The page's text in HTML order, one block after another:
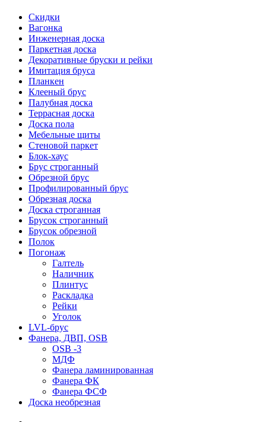
Скидки
Вагонка
Инженерная доска
Паркетная доска
Декоративные бруски и рейки
Имитация бруса
Планкен
Клееный брус
Палубная доска
Террасная доска
Доска пола
Мебельные щиты
Стеновой паркет
Блок-хаус
Брус строганный
Обрезной брус
Профилированный брус
Обрезная доска
Доска строганная
Брусок строганный
Брусок обрезной
Полок
Погонаж
Галтель
Наличник
Плинтус
Раскладка
Рейки
Уголок
LVL-брус
Фанера, ДВП, OSB
OSB -3
МДФ
Фанера ламинированная
Фанера ФК
Фанера ФСФ
Доска необрезная